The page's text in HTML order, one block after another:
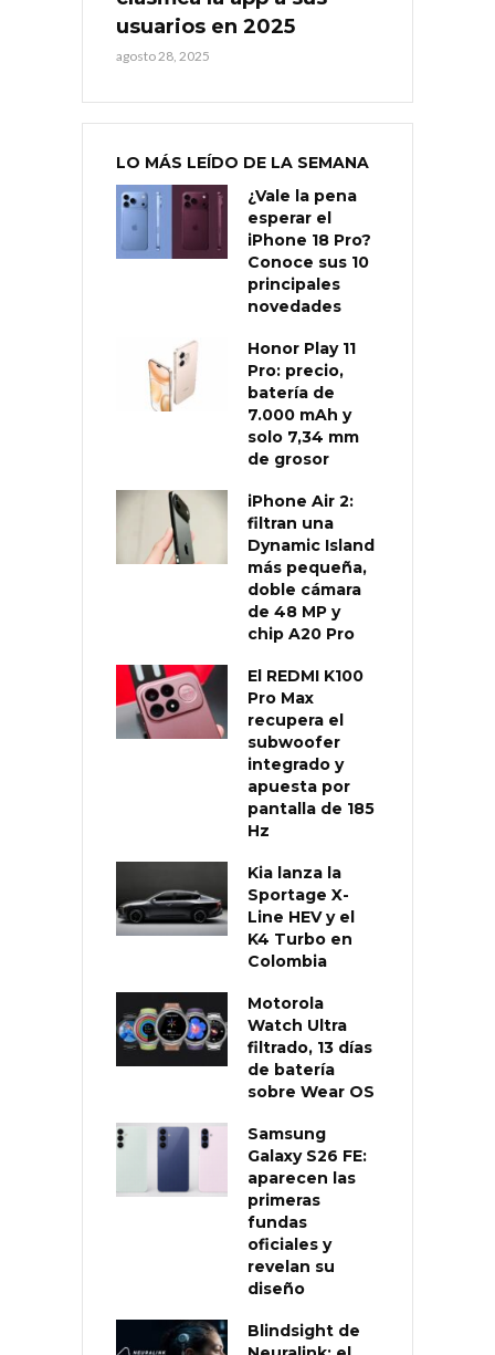
usuarios en 2025
agosto 28, 2025
LO MÁS LEÍDO DE LA SEMANA
¿Vale la pena
esperar el
iPhone 18 Pro?
Conoce sus 10
principales
novedades
Honor Play 11
Pro: precio,
batería de
7.000 mAh y
solo 7,34 mm
de grosor
iPhone Air 2:
filtran una
Dynamic Island
más pequeña,
doble cámara
de 48 MP y
chip A20 Pro
El REDMI K100
Pro Max
recupera el
subwoofer
integrado y
apuesta por
pantalla de 185
Hz
Kia lanza la
Sportage X-
Line HEV y el
K4 Turbo en
Colombia
Motorola
Watch Ultra
filtrado, 13 días
de batería
sobre Wear OS
Samsung
Galaxy S26 FE:
aparecen las
primeras
fundas
oficiales y
revelan su
diseño
Blindsight de